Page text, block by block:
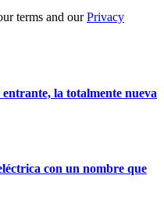
terms and ourPrivacy
la totalmente nueva
con un nombre que